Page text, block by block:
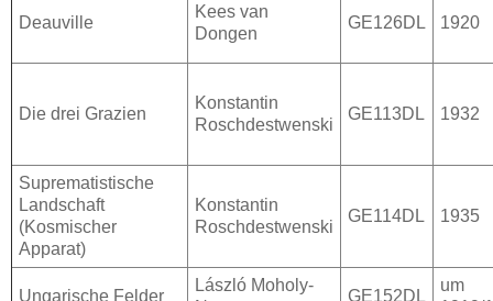
Deauville
Kees van
Dongen
GE126DL 1920
Die drei Grazien
Konstantin
Roschdestwenski
GE113DL 1932
Suprematistische
Landschaft
(Kosmischer
Apparat)
Konstantin
Roschdestwenski
GE114DL 1935
Ungarische Felder
László Moholy-
GE152DL
um